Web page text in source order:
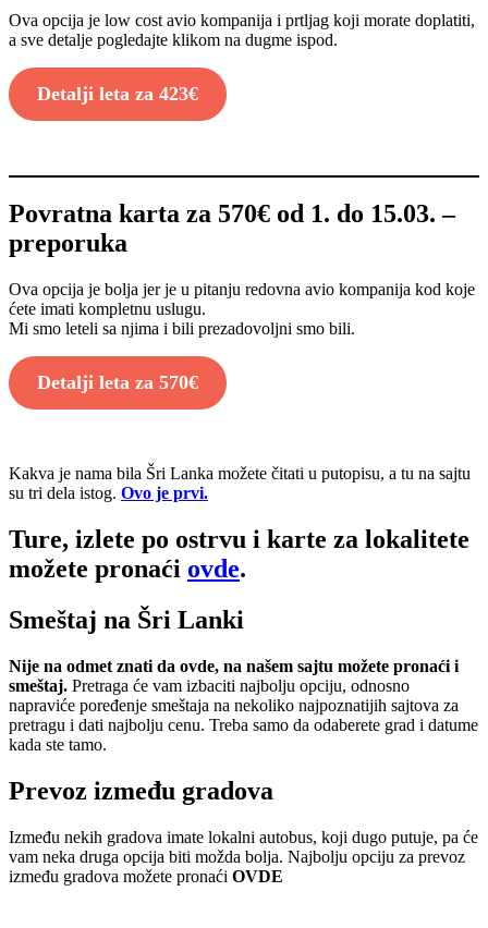
Ova opcija je low cost avio kompanija i prtljag koji morate doplatiti,
a sve detalje pogledajte klikom na dugme ispod.
Detalji leta za 423€
Povratna karta za 570€ od 1. do 15.03. –
preporuka
Ova opcija je bolja jer je u pitanju redovna avio kompanija kod koje
ćete imati kompletnu uslugu.
Mi smo leteli sa njima i bili prezadovoljni smo bili.
Detalji leta za 570€
Kakva je nama bila Šri Lanka možete čitati u putopisu, a tu na sajtu
su tri dela istog. Ovo je prvi.
Ture, izlete po ostrvu i karte za lokalitete
možete pronaći ovde.
Smeštaj na Šri Lanki
Nije na odmet znati da ovde, na našem sajtu možete pronaći i
smeštaj. Pretraga će vam izbaciti najbolju opciju, odnosno
napraviće poređenje smeštaja na nekoliko najpoznatijih sajtova za
pretragu i dati najbolju cenu. Treba samo da odaberete grad i datume
kada ste tamo.
Prevoz između gradova
Između nekih gradova imate lokalni autobus, koji dugo putuje, pa će
vam neka druga opcija biti možda bolja. Najbolju opciju za prevoz
između gradova možete pronaći OVDE